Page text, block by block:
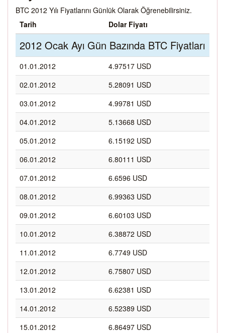
BTC 2012 Yılı Fiyatlarını Günlük Olarak Öğrenebilirsiniz.
Tarih
Dolar Fiyatı
2012 Ocak Ayı Gün Bazında BTC Fiyatları
01.01.2012
4.97517 USD
02.01.2012
5.28091 USD
03.01.2012
4.99781 USD
04.01.2012
5.13668 USD
05.01.2012
6.15192 USD
06.01.2012
6.80111 USD
07.01.2012
6.6596 USD
08.01.2012
6.99363 USD
09.01.2012
6.60103 USD
10.01.2012
6.38872 USD
11.01.2012
6.7749 USD
12.01.2012
6.75807 USD
13.01.2012
6.62381 USD
14.01.2012
6.52389 USD
15.01.2012
6.86497 USD